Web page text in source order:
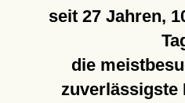
seit 27 Jahren,
die
zuverlässigste